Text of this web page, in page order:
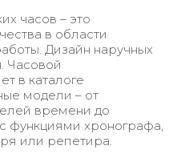
часов – это
в области
Дизайн наручных
Часовой
в каталоге
модели – от
времени до
функциями хронографа,
или репетира.